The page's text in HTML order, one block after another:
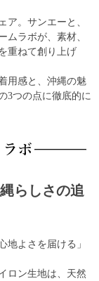
ア。サンエーと、
ムラボが、素材、
重ねて創り上げ
用感と、沖縄の魅
3つの点に徹底的に
らしさの追
地よさを届ける」
ロン生地は、天然